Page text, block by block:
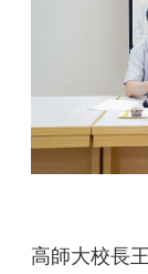
高師大校長